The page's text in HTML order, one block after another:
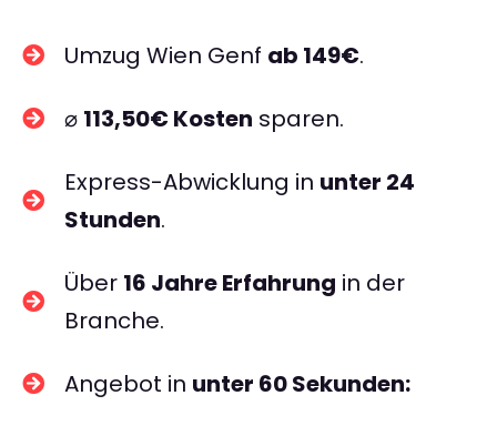
Umzug Wien Genf ab 149€.
⌀ 113,50€ Kosten sparen.
Express-Abwicklung in unter 24
Stunden.
Über 16 Jahre Erfahrung in der
Branche.
Angebot in unter 60 Sekunden: